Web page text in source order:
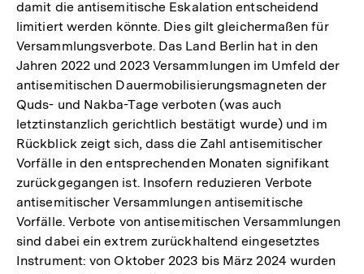
damit die antisemitische Eskalation entscheidend
limitiert werden könnte. Dies gilt gleichermaßen für
Versammlungsverbote. Das Land Berlin hat in den
Jahren 2022 und 2023 Versammlungen im Umfeld der
antisemitischen Dauermobilisierungsmagneten der
Quds- und Nakba-Tage verboten (was auch
letztinstanzlich gerichtlich bestätigt wurde) und im
Rückblick zeigt sich, dass die Zahl antisemitischer
Vorfälle in den entsprechenden Monaten signifikant
zurückgegangen ist. Insofern reduzieren Verbote
antisemitischer Versammlungen antisemitische
Vorfälle. Verbote von antisemitischen Versammlungen
sind dabei ein extrem zurückhaltend eingesetztes
Instrument: von Oktober 2023 bis März 2024 wurden